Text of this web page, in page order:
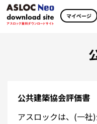
マイページ
公共建築協会評価書
アスロックは、(一社